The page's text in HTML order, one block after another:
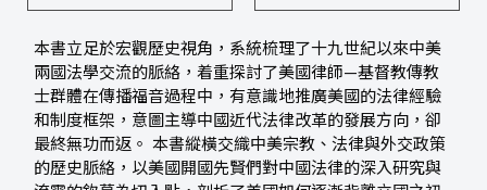
本書立足於宏觀歷史視角，系統梳理了十九世紀以來中美
兩國法學交流的脈絡，着重探討了美國律師—基督教傳教
士群體在傳播福音過程中，有意識地推廣美國的法律經驗
和制度框架，意圖主導中國近代法律改革的發展方向，卻
最終無功而返。 本書縱橫交織中美宗教、法律與外交政策
的歷史脈絡，以美國開國先賢們對中國法律的深入研究與